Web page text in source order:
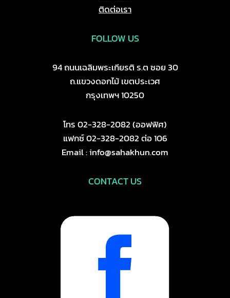
ติดต่อเรา
FOLLOW US
94 ถนนเฉลิมพระเกียรติ ร.ต ซอย 30
ถ.แขวงดอกไม้ เขตประเวศ
กรุงเทพฯ 10250
โทร 02-328-2082 (ออฟฟิศ)
แฟกซ์ 02-328-2082 ต่อ 106
Email : info@sahakhun.com
CONTACT US